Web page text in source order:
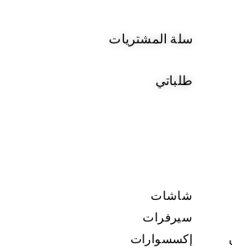
سلة المشتريات
طلباتي
شاشات
سيرفرات
إكسسوارات